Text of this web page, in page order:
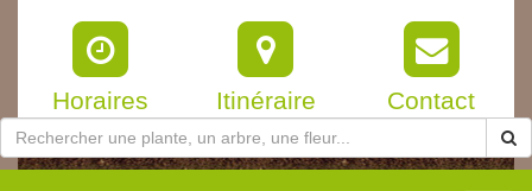
Horaires Itinéraire Contact